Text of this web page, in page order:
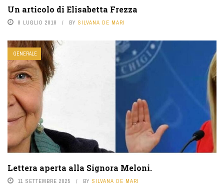
Un articolo di Elisabetta Frezza
8 LUGLIO 2018 BY SILVANA DE MARI
GENERALE
Lettera aperta alla Signora Meloni.
11 SETTEMBRE 2025 BY SILVANA DE MARI